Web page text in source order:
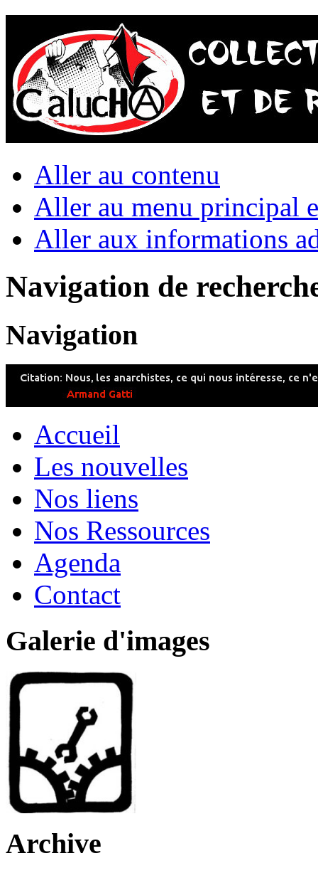
Aller au contenu
Aller au menu principal
Aller aux informations
Navigation de
Navigation
Accueil
Les nouvelles
Nos liens
Nos Ressources
Agenda
Contact
Galerie d'images
Archive